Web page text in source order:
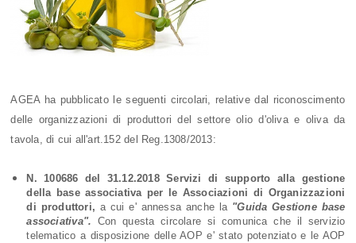
AGEA ha pubblicato le seguenti circolari, relative dal riconoscimento
delle organizzazioni di produttori del settore olio d'oliva e oliva da
tavola, di cui all'art.152 del Reg.1308/2013:
N. 100686 del 31.12.2018 Servizi di supporto alla gestione
della base associativa per le Associazioni di Organizzazioni
di produttori, a cui e' annessa anche la "Guida Gestione base
associativa". Con questa circolare si comunica che il servizio
telematico a disposizione delle AOP e' stato potenziato e le AOP